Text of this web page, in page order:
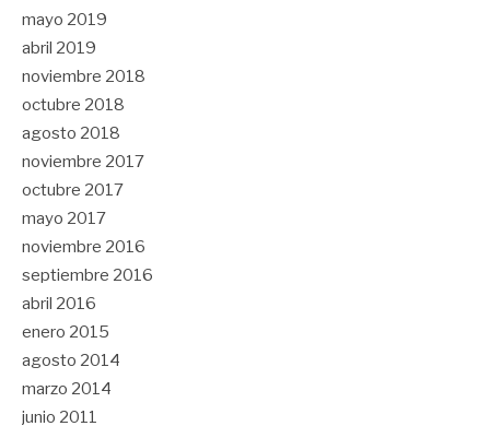
mayo 2019
abril 2019
noviembre 2018
octubre 2018
agosto 2018
noviembre 2017
octubre 2017
mayo 2017
noviembre 2016
septiembre 2016
abril 2016
enero 2015
agosto 2014
marzo 2014
junio 2011